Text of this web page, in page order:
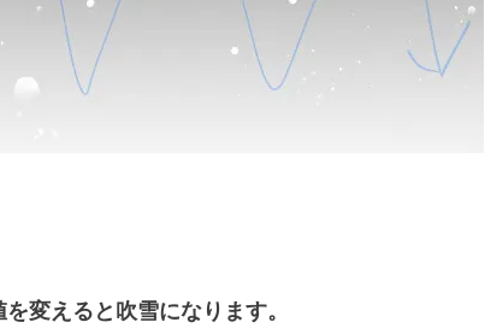
変えると吹雪になります。